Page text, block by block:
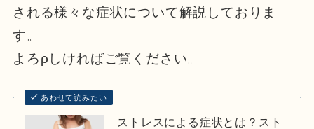
される様々な症状について解説しておりま
す。
よろρしければご覧ください。
あわせて読みたい
ストレスによる症状とは？スト